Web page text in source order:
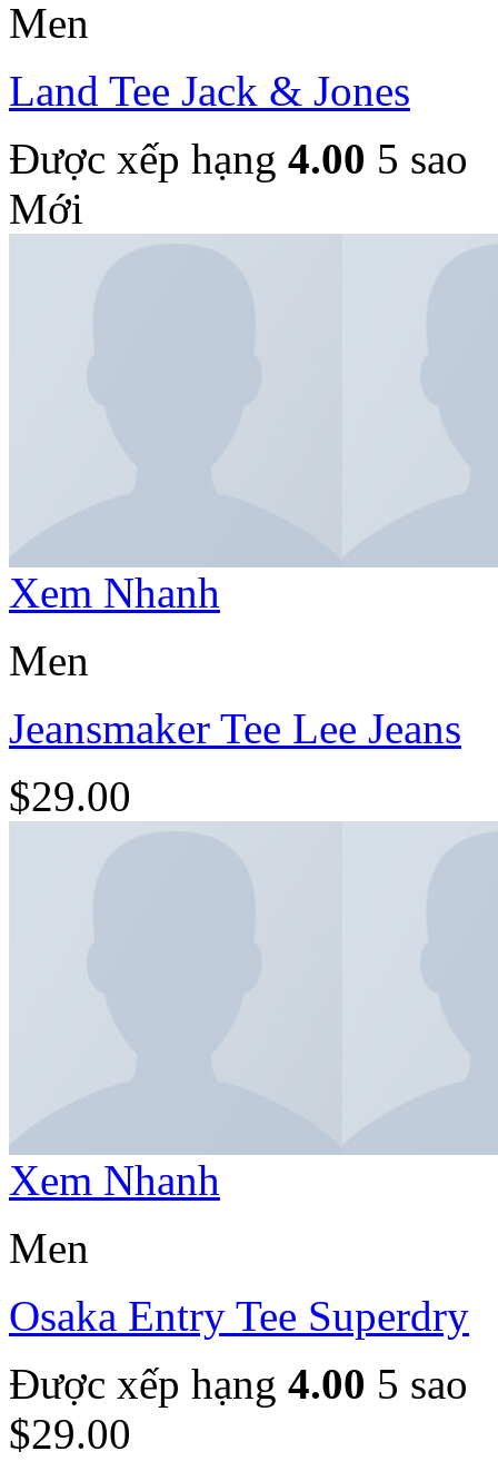
Men
Land Tee Jack & Jones
Được xếp hạng 4.00 5 sao
Mới
Xem Nhanh
Men
Jeansmaker Tee Lee Jeans
$29.00
Xem Nhanh
Men
Osaka Entry Tee Superdry
Được xếp hạng 4.00 5 sao
$29.00